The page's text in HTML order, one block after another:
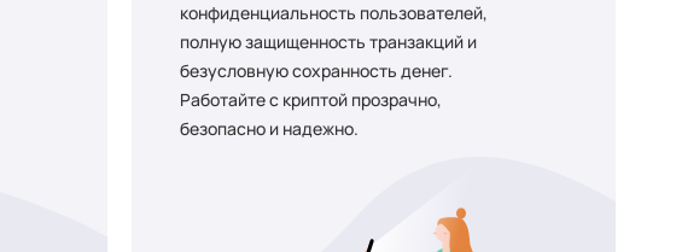
конфиденциальность пользователей,
полную защищенность транзакций и
безусловную сохранность денег.
Работайте с криптой прозрачно,
безопасно и надежно.